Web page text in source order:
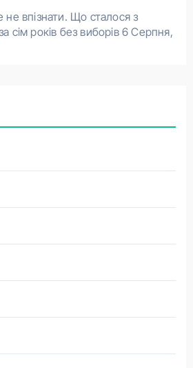
впізнати. Що сталося з
сім років без виборів 6 Серпня,